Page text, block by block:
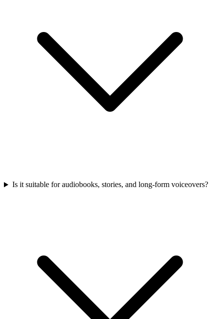
Is it suitable for audiobooks, stories, and long-form voiceovers?